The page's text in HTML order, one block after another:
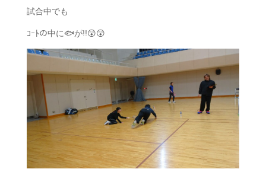
試合中でも
ｺｰﾄの中に🐟️が!!😲😲